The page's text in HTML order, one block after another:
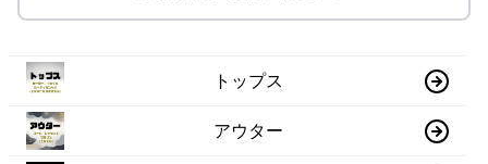
トップス
アウター